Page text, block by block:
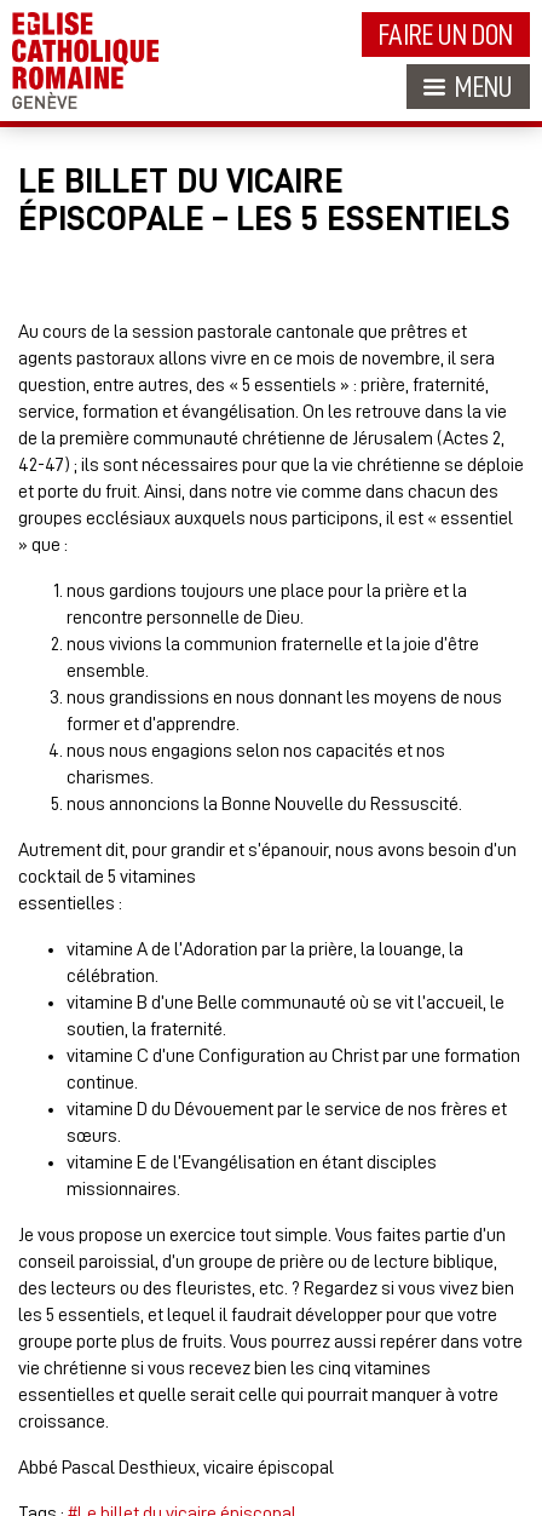
FAIRE UN DON
MENU
LE BILLET DU VICAIRE
ÉPISCOPALE – LES 5 ESSENTIELS
Au cours de la session pastorale cantonale que prêtres et
agents pastoraux allons vivre en ce mois de novembre, il sera
question, entre autres, des « 5 essentiels » : prière, fraternité,
service, formation et évangélisation. On les retrouve dans la vie
de la première communauté chrétienne de Jérusalem (Actes 2,
42-47) ; ils sont nécessaires pour que la vie chrétienne se déploie
et porte du fruit. Ainsi, dans notre vie comme dans chacun des
groupes ecclésiaux auxquels nous participons, il est « essentiel
» que :
nous gardions toujours une place pour la prière et la
rencontre personnelle de Dieu.
nous vivions la communion fraternelle et la joie d’être
ensemble.
nous grandissions en nous donnant les moyens de nous
former et d’apprendre.
nous nous engagions selon nos capacités et nos
charismes.
nous annoncions la Bonne Nouvelle du Ressuscité.
Autrement dit, pour grandir et s’épanouir, nous avons besoin d’un
cocktail de 5 vitamines
essentielles :
vitamine A de l’Adoration par la prière, la louange, la
célébration.
vitamine B d’une Belle communauté où se vit l’accueil, le
soutien, la fraternité.
vitamine C d’une Configuration au Christ par une formation
continue.
vitamine D du Dévouement par le service de nos frères et
sœurs.
vitamine E de l’Evangélisation en étant disciples
missionnaires.
Je vous propose un exercice tout simple. Vous faites partie d’un
conseil paroissial, d’un groupe de prière ou de lecture biblique,
des lecteurs ou des fleuristes, etc. ? Regardez si vous vivez bien
les 5 essentiels, et lequel il faudrait développer pour que votre
groupe porte plus de fruits. Vous pourrez aussi repérer dans votre
vie chrétienne si vous recevez bien les cinq vitamines
essentielles et quelle serait celle qui pourrait manquer à votre
croissance.
Abbé Pascal Desthieux, vicaire épiscopal